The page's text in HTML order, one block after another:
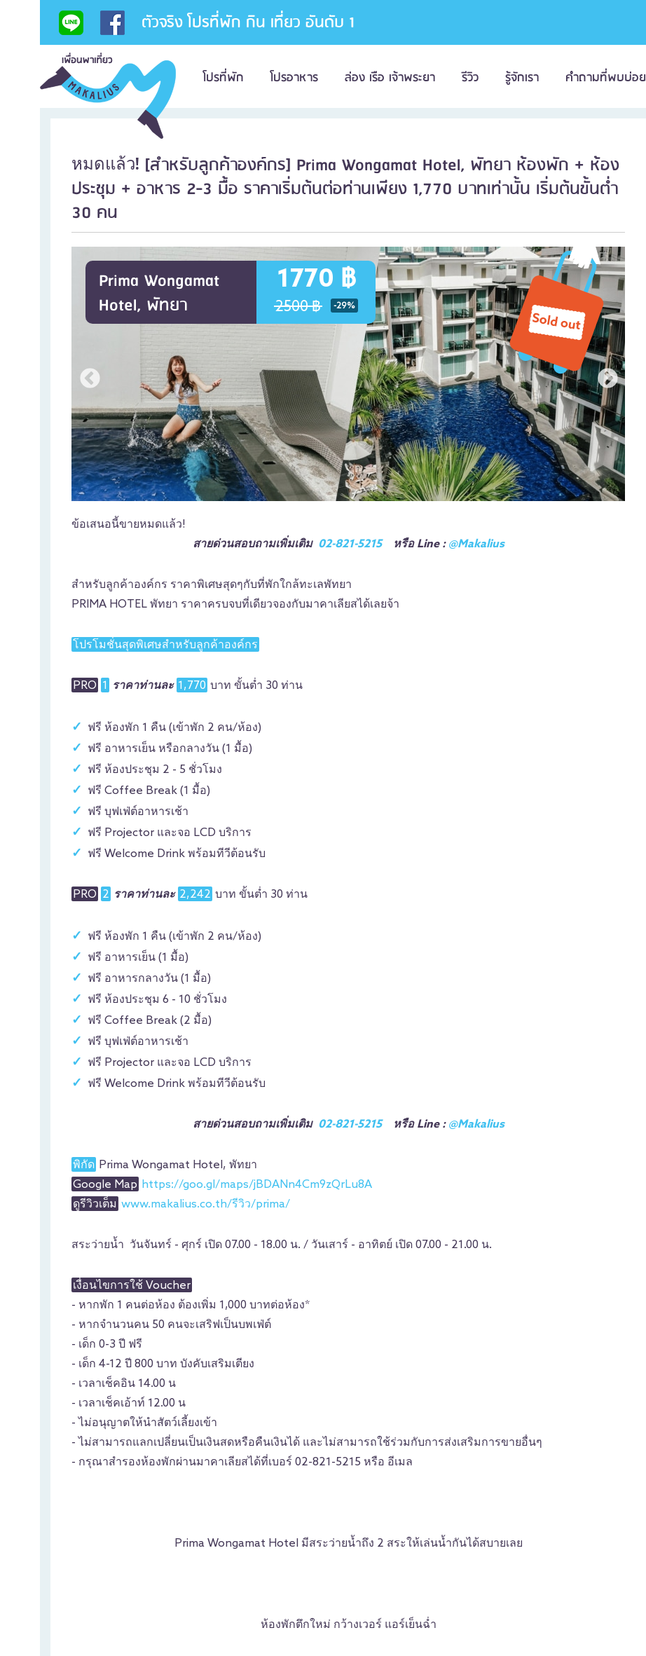
ตัวจริง โปรที่พัก กิน เที่ยว อันดับ 1
โปรที่พัก โปรอาหาร ล่อง เรือ เจ้าพระยา รีวิว รู้จักเรา คำถามที่พบบ่อย
หมดแล้ว! [สำหรับลูกค้าองค์กร] Prima Wongamat Hotel, พัทยา ห้องพัก + ห้อง
ประชุม + อาหาร 2-3 มื้อ ราคาเริ่มต้นต่อท่านเพียง 1,770 บาทเท่านั้น เริ่มต้นขั้นต่ำ
30 คน
Prima Wongamat
Hotel, พัทยา
1770 ฿
2500 ฿ -29%
ข้อเสนอนี้ขายหมดแล้ว!
สายด่วนสอบถามเพิ่มเติม 02-821-5215หรือ Line : @Makalius
สำหรับลูกค้าองค์กร ราคาพิเศษสุดๆกับที่พักใกล้ทะเลพัทยา
PRIMA HOTEL พัทยา ราคาครบจบที่เดียวจองกับมาคาเลียสได้เลยจ้า
โปรโมชั่นสุดพิเศษสำหรับลูกค้าองค์กร
PRO 1 ราคาท่านละ 1,770 บาท ขั้นต่ำ 30 ท่าน
ฟรี ห้องพัก 1 คืน (เข้าพัก 2 คน/ห้อง)
ฟรี อาหารเย็น หรือกลางวัน (1 มื้อ)
ฟรี ห้องประชุม 2 - 5 ชั่วโมง
ฟรี Coffee Break (1 มื้อ)
ฟรี บุฟเฟ่ต์อาหารเช้า
ฟรี Projector และจอ LCD บริการ
ฟรี Welcome Drink พร้อมทีวีต้อนรับ
PRO 2 ราคาท่านละ 2,242 บาท ขั้นต่ำ 30 ท่าน
ฟรี ห้องพัก 1 คืน (เข้าพัก 2 คน/ห้อง)
ฟรี อาหารเย็น (1 มื้อ)
ฟรี อาหารกลางวัน (1 มื้อ)
ฟรี ห้องประชุม 6 - 10 ชั่วโมง
ฟรี Coffee Break (2 มื้อ)
ฟรี บุฟเฟ่ต์อาหารเช้า
ฟรี Projector และจอ LCD บริการ
ฟรี Welcome Drink พร้อมทีวีต้อนรับ
สายด่วนสอบถามเพิ่มเติม 02-821-5215หรือ Line : @Makalius
พิกัด Prima Wongamat Hotel, พัทยา
Google Map https://goo.gl/maps/jBDANn4Cm9zQrLu8A
ดูรีวิวเต็ม www.makalius.co.th/รีวิว/prima/
สระว่ายน้ำ วันจันทร์ - ศุกร์ เปิด 07.00 - 18.00 น. / วันเสาร์ - อาทิตย์ เปิด 07.00 - 21.00 น.
เงื่อนไขการใช้ Voucher
- หากพัก 1 คนต่อห้อง ต้องเพิ่ม 1,000 บาทต่อห้อง*
- หากจำนวนคน 50 คนจะเสริฟเป็นบพเฟ่ต์
- เด็ก 0-3 ปี ฟรี
- เด็ก 4-12 ปี 800 บาท บังคับเสริมเตียง
- เวลาเช็คอิน 14.00 น
- เวลาเช็คเอ้าท์ 12.00 น
- ไม่อนุญาตให้นำสัตว์เลี้ยงเข้า
- ไม่สามารถแลกเปลี่ยนเป็นเงินสดหรือคืนเงินได้ และไม่สามารถใช้ร่วมกับการส่งเสริมการขายอื่นๆ
- กรุณาสำรองห้องพักผ่านมาคาเลียสได้ที่เบอร์ 02-821-5215 หรือ อีเมล
Prima Wongamat Hotel มีสระว่ายน้ำถึง 2 สระให้เล่นน้ำกันได้สบายเลย
ห้องพักตึกใหม่ กว้างเวอร์ แอร์เย็นฉ่ำ